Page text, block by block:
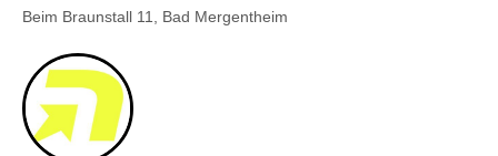
Beim Braunstall 11, Bad Mergentheim